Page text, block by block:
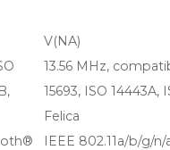
V(NA)
13.56 MHz,
15693, ISO 14443A,
Felica
IEEE 802.11a/b/g/